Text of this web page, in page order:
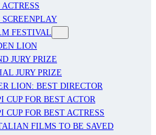
SCREENPLAY
FESTIVAL
LION
JURY PRIZE
JURY PRIZE
LION: BEST DIRECTOR
CUP FOR BEST ACTOR
CUP FOR BEST ACTRESS
FILMS TO BE SAVED